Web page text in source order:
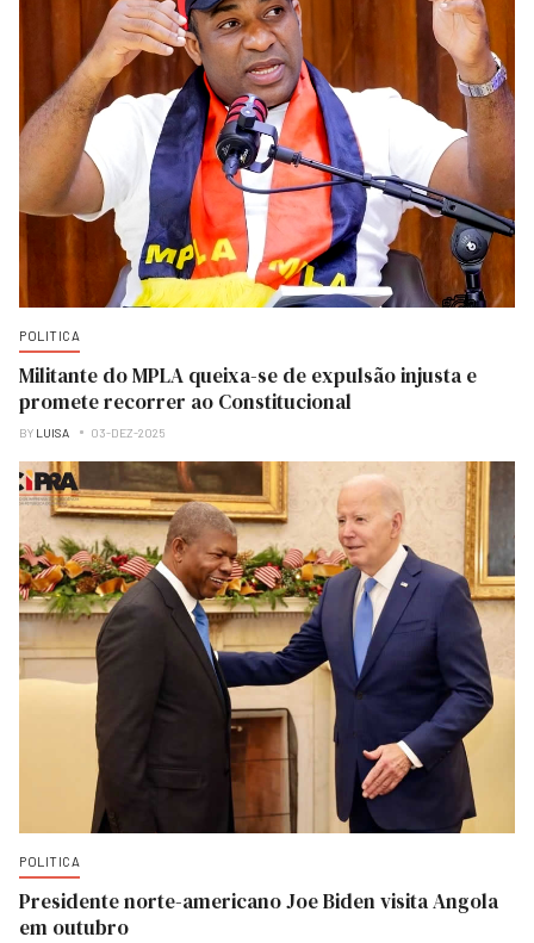
POLITICA
Militante do MPLA queixa-se de expulsão injusta e
promete recorrer ao Constitucional
BY LUISA 03-DEZ-2025
POLITICA
Presidente norte-americano Joe Biden visita Angola
em outubro